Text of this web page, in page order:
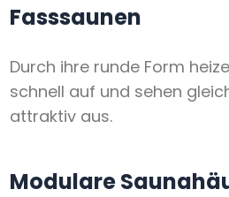
Fasssaunen
Durch ihre runde Form
schnell auf und sehen
attraktiv aus.
Modulare